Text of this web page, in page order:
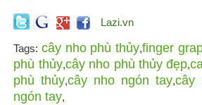
Lazi.vn
Tags:cây nho phù thủy,finger
phù thủy,cây nho phù thủy đẹp,
phù thủy,cây nho ngón tay,cây
ngón tay,